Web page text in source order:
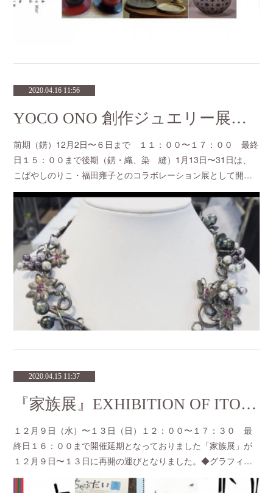
2020.04.16 11:56
YOCO ONO 創作ジュエリー展 サンタの贈り物
前期（錺）12月2日〜６日まで １１：００〜１７：００ 最終
日１５：００まで後期（錺・織、染 縫）1月13日〜31日は、
こばやしのりこ・福田雍子とのコラボレーション展として開…
2020.04.15 11:37
『家族展』EXHIBITION OF ITO FAMILY＊ITO HIROSHI・YORIKO・YU・ASAKO＊
１２月９日（水）〜１３日（日）１２：００〜１７：３０ 最
終日１６：００まで開催延期となっておりました「家族展」が
１２月９日〜１３日に再開の運びとなりました。◆グラフィ…